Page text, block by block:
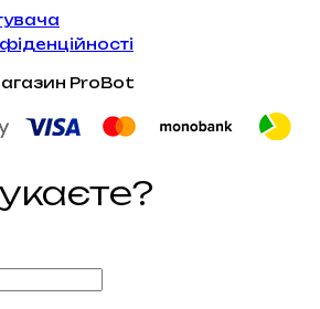
ProBot